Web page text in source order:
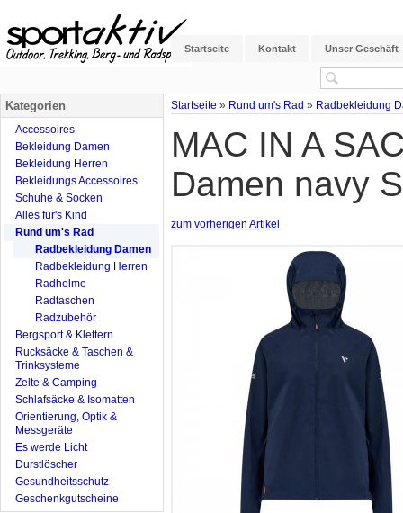
Startseite Kontakt Unser Geschäft
Startseite » Rund um's Rad » Radbekleidung
MAC IN A
Damen navy
zum vorherigen Artikel
Kategorien
Accessoires
Bekleidung Damen
Bekleidung Herren
Bekleidungs Accessoires
Schuhe & Socken
Alles für's Kind
Rund um's Rad
Radbekleidung Damen
Radbekleidung Herren
Radhelme
Radtaschen
Radzubehör
Bergsport & Klettern
Rucksäcke & Taschen &
Trinksysteme
Zelte & Camping
Schlafsäcke & Isomatten
Orientierung, Optik &
Messgeräte
Es werde Licht
Durstlöscher
Gesundheitsschutz
Geschenkgutscheine